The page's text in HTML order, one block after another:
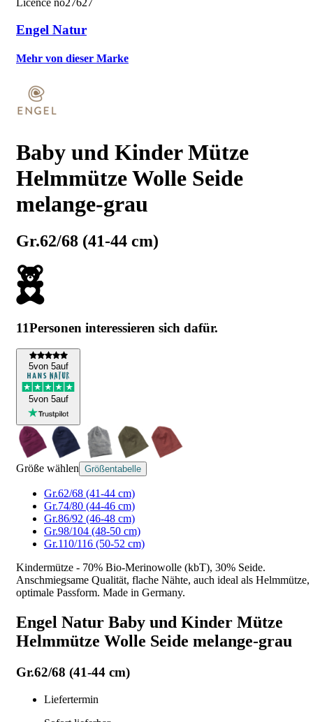
Licence no27627
Engel Natur
Mehr von dieser Marke
Baby und Kinder Mütze
Helmmütze Wolle Seide
melange-grau
Gr.62/68 (41-44 cm)
11Personen interessieren sich dafür.
5von 5auf
5von 5auf
Größe wählen Größentabelle
Gr.62/68 (41-44 cm)
Gr.74/80 (44-46 cm)
Gr.86/92 (46-48 cm)
Gr.98/104 (48-50 cm)
Gr.110/116 (50-52 cm)
Kindermütze - 70% Bio-Merinowolle (kbT), 30% Seide.
Anschmiegsame Qualität, flache Nähte, auch ideal als Helmmütze,
optimale Passform. Made in Germany.
Engel Natur Baby und Kinder Mütze
Helmmütze Wolle Seide melange-grau
Gr.62/68 (41-44 cm)
Liefertermin